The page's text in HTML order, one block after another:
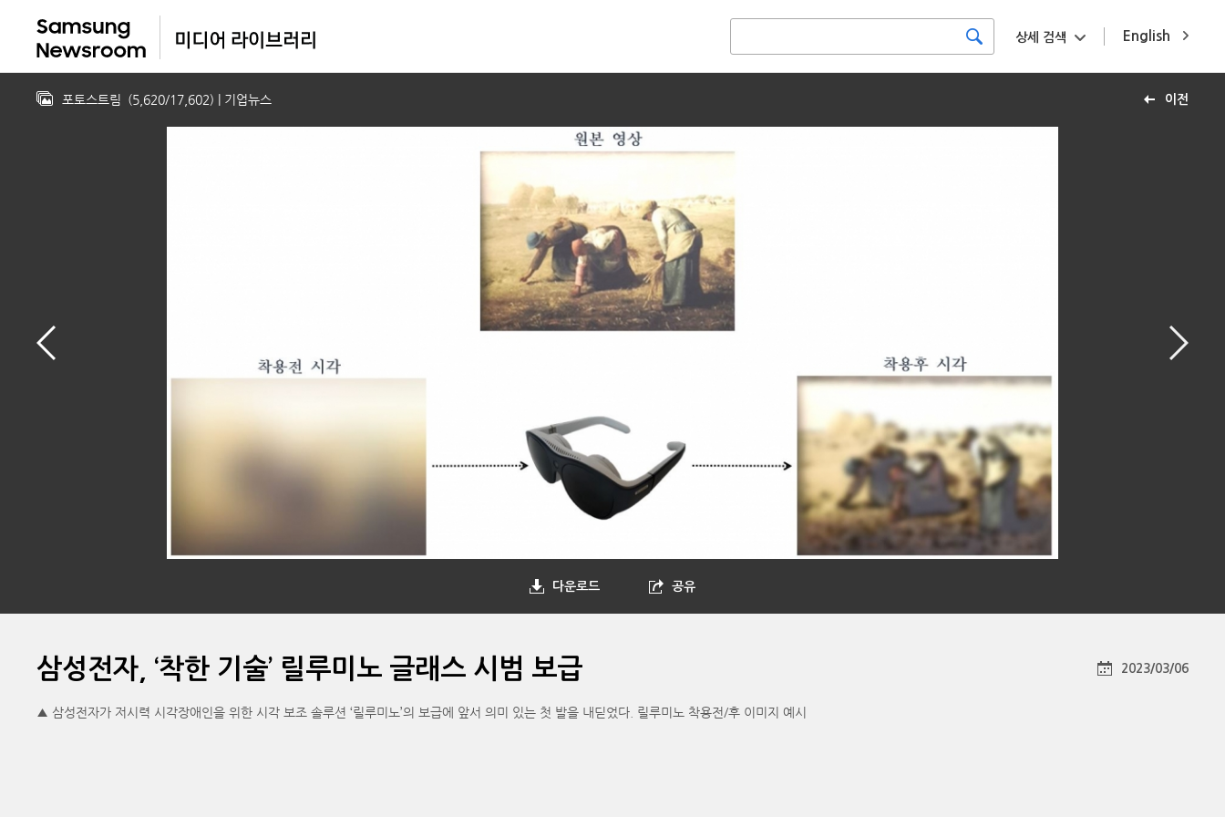
English
상세 검색
이전
포토스트림 (5,620/17,602) | 기업뉴스
다운로드 공유
삼성전자, ‘착한 기술’ 릴루미노 글래스 시범 보급 2023/03/06
▲ 삼성전자가 저시력 시각장애인을 위한 시각 보조 솔루션 ‘릴루미노’의 보급에 앞서 의미 있는 첫 발을 내딛었다. 릴루미노 착용전/후 이미지 예시